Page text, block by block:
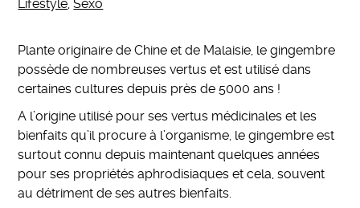
Lifestyle,Sexo
Plante originaire de Chine et de Malaisie, le gingembre
possède de nombreuses vertus et est utilisé dans
certaines cultures depuis près de 5000 ans !
A l’origine utilisé pour ses vertus médicinales et les
bienfaits qu’il procure à l’organisme, le gingembre est
surtout connu depuis maintenant quelques années
pour ses propriétés aphrodisiaques et cela, souvent
au détriment de ses autres bienfaits.